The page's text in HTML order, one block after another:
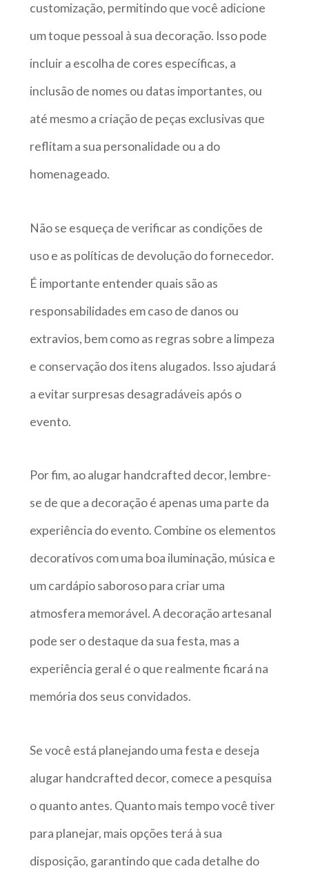
customização, permitindo que você adicione
um toque pessoal à sua decoração. Isso pode
incluir a escolha de cores específicas, a
inclusão de nomes ou datas importantes, ou
até mesmo a criação de peças exclusivas que
reflitam a sua personalidade ou a do
homenageado.
Não se esqueça de verificar as condições de
uso e as políticas de devolução do fornecedor.
É importante entender quais são as
responsabilidades em caso de danos ou
extravios, bem como as regras sobre a limpeza
e conservação dos itens alugados. Isso ajudará
a evitar surpresas desagradáveis após o
evento.
Por fim, ao alugar handcrafted decor, lembre-
se de que a decoração é apenas uma parte da
experiência do evento. Combine os elementos
decorativos com uma boa iluminação, música e
um cardápio saboroso para criar uma
atmosfera memorável. A decoração artesanal
pode ser o destaque da sua festa, mas a
experiência geral é o que realmente ficará na
memória dos seus convidados.
Se você está planejando uma festa e deseja
alugar handcrafted decor, comece a pesquisa
o quanto antes. Quanto mais tempo você tiver
para planejar, mais opções terá à sua
disposição, garantindo que cada detalhe do